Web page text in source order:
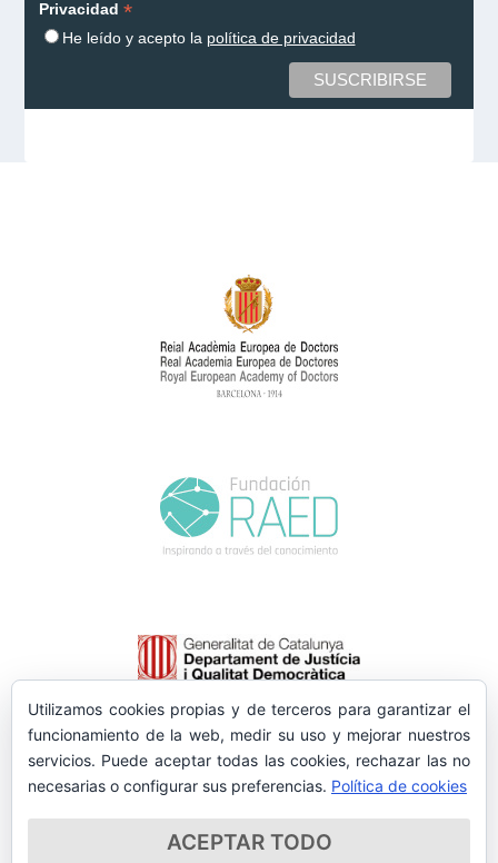
Privacidad *
He leído y acepto la política de privacidad
Utilizamos cookies propias y de terceros para garantizar el
funcionamiento de la web, medir su uso y mejorar nuestros
servicios. Puede aceptar todas las cookies, rechazar las no
necesarias o configurar sus preferencias. Política de cookies
ACEPTAR TODO